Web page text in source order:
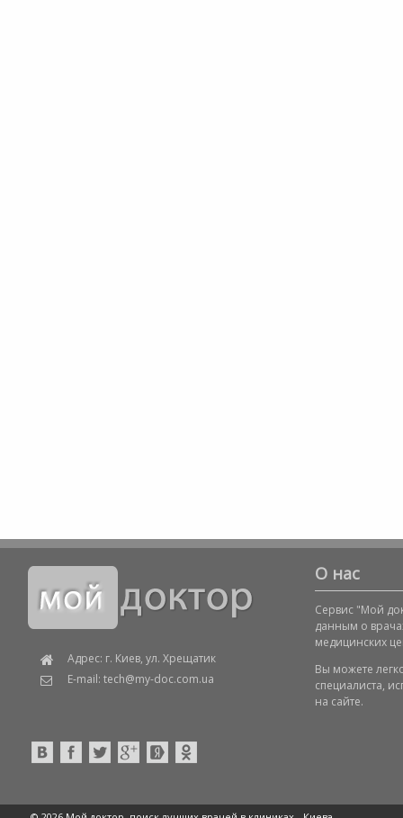
Адрес: г. Киев, ул. Хрещатик
E-mail: tech@my-doc.com.ua
О нас
Сервис "Мой
данным о
медицинских
Вы можете
специалиста,
на сайте.